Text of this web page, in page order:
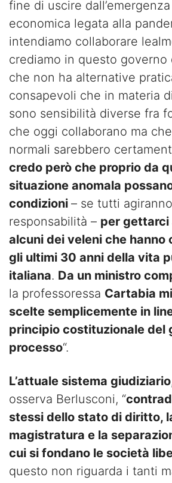
fine di uscire
economica legata alla
intendiamo collaborare
crediamo in questo governo
che non ha alternative
consapevoli che in materia
sono sensibilità diverse fra
che oggi collaborano ma
normali sarebbero
credo però che proprio da
situazione anomala
condizioni – se tutti
responsabilità – per gettarci
alcuni dei veleni che
gli ultimi 30 anni della vita
italiana. Da un ministro
la professoressa Cartabia
scelte semplicemente in
principio costituzionale del
processo“.
L’attuale sistema giudiziario
osserva Berlusconi, “
stessi dello stato di diritto,
magistratura e la
cui si fondano le società
questo non riguarda i tanti